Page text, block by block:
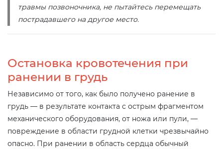
травмы позвоночника, не пытайтесь перемещать
пострадавшего на другое место.
Остановка кровотечения при
ранении в грудь
Независимо от того, как было получено ранение в
грудь — в результате контакта с острым фрагментом
механического оборудования, от ножа или пули, —
повреждение в области грудной клетки чрезвычайно
опасно. При ранении в область сердца обычный